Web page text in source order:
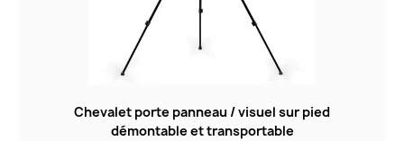
Chevalet porte panneau / visuel sur pied
démontable et transportable